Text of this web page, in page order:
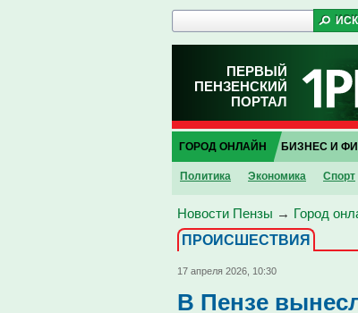
ПЕРВЫЙ
ПЕНЗЕНСКИЙ
ПОРТАЛ
ГОРОД ОНЛАЙН
Политика Экономика Спорт
БИЗНЕС И
Новости Пензы → Город
ПРОИCШЕСТВИЯ
17 апреля 2026, 10:30
В Пензе